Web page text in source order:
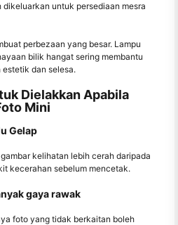
dikeluarkan untuk persediaan mesra
perbezaan yang besar. Lampu
bilik hangat sering membantu
dan selesa.
Dielakkan Apabila
Mini
Gelap
kelihatan lebih cerah daripada
kecerahan sebelum mencetak.
gaya rawak
foto yang tidak berkaitan boleh